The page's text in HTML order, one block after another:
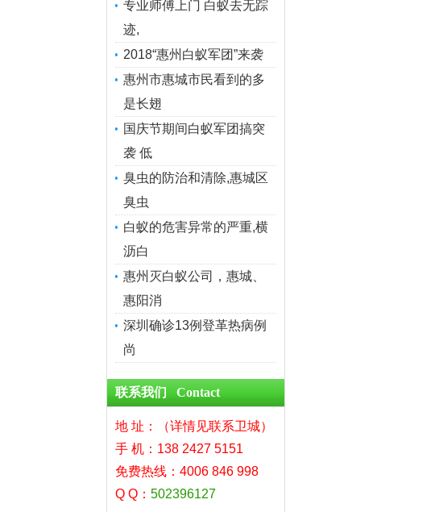
专业师傅上门 白蚁去无踪
迹,
2018“惠州白蚁军团”来袭
惠州市惠城市民看到的多
是长翅
国庆节期间白蚁军团搞突
袭 低
臭虫的防治和清除,惠城区
臭虫
白蚁的危害异常的严重,横
沥白
惠州灭白蚁公司，惠城、
惠阳消
深圳确诊13例登革热病例
尚
联系我们 Contact
地 址：（详情见联系卫城）
手 机：138 2427 5151
免费热线：4006 846 998
Q Q： 502396127